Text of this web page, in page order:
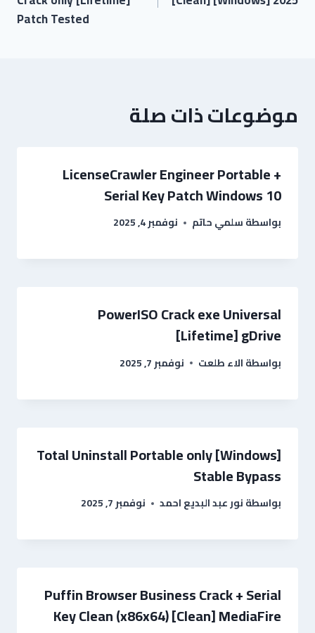
Patch Tested
موضوعات ذات صلة
LicenseCrawler Engineer Portable +
Serial Key Patch Windows 10
بواسطةسلمي حاتم نوفمبر 4, 2025
PowerISO Crack exe Universal
[Lifetime] gDrive
بواسطةالاء طلعت نوفمبر 7, 2025
Total Uninstall Portable only [Windows]
Stable Bypass
بواسطةنور عبد البديع احمد نوفمبر 7, 2025
Puffin Browser Business Crack + Serial
Key Clean (x86x64) [Clean] MediaFire